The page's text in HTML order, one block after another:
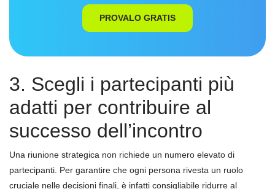
PROVALO GRATIS
3. Scegli i partecipanti più
adatti per contribuire al
successo dell’incontro
Una riunione strategica non richiede un numero elevato di
partecipanti. Per garantire che ogni persona rivesta un ruolo
cruciale nelle decisioni finali, è infatti consigliabile ridurre al